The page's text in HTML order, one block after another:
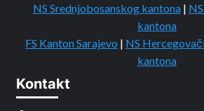
NS Srednjobosanskog kantona |
kantona
FS Kanton Sarajevo | NS
kantona
Kontakt